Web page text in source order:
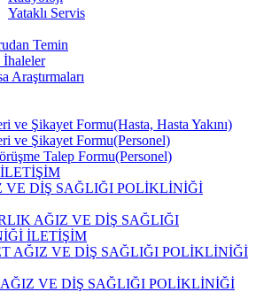
Yataklı Servis
Temin
İhaleler
Araştırmaları
ve Şikayet Formu(Hasta, Hasta Yakını)
ve Şikayet Formu(Personel)
Talep Formu(Personel)
VE DİŞ SAĞLIĞI POLİKLİNİĞİ
AĞIZ VE DİŞ SAĞLIĞI
İLETİŞİM
AĞIZ VE DİŞ SAĞLIĞI POLİKLİNİĞİ
VE DİŞ SAĞLIĞI POLİKLİNİĞİ